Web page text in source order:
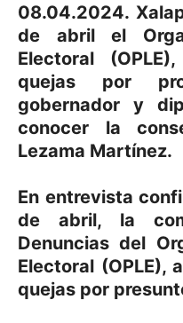
08.04.2024.
de abril el
Electoral
quejas por
gobernador y
conocer la
Lezama Martínez.
En entrevista
de abril, la
Denuncias del
Electoral (OPLE),
quejas por